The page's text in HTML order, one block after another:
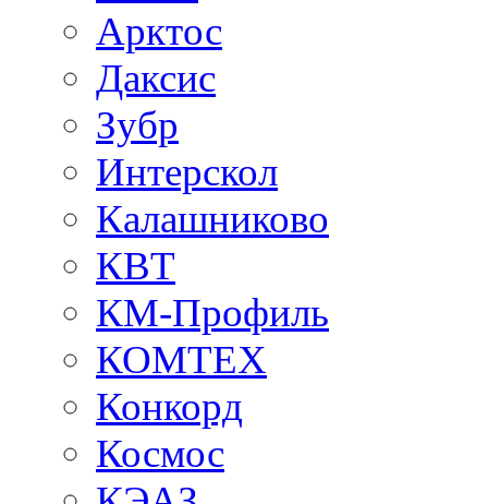
Арктос
Даксис
Зубр
Интерскол
Калашниково
КВТ
КМ-Профиль
КОМТЕХ
Конкорд
Космос